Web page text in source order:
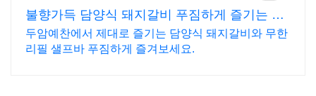
불향가득 담양식 돼지갈비 푸짐하게 즐기는 두
암예찬!
두암예찬에서 제대로 즐기는 담양식 돼지갈비와 무한
리필 샐프바 푸짐하게 즐겨보세요.